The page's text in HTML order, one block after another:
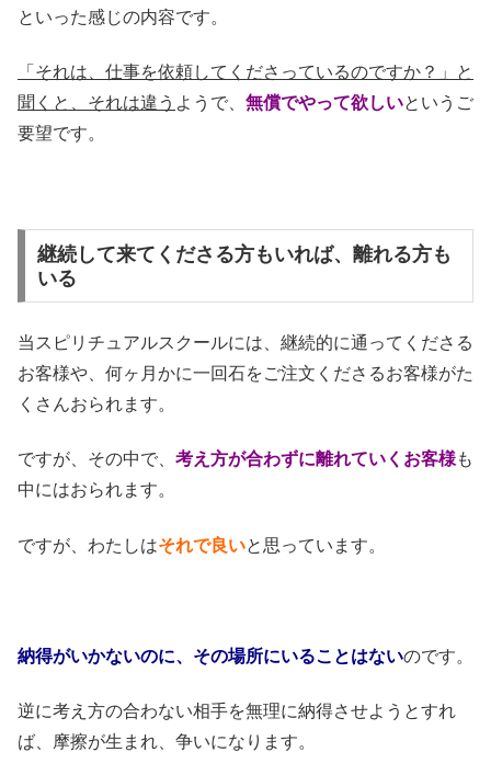
といった感じの内容です。
「それは、仕事を依頼してくださっているのですか？」と
聞くと、それは違う ようで、 無償でやって欲しいというご
要望です。
継続して来てくださる方もいれば、離れる方も
いる
当スピリチュアルスクールには、継続的に通ってくださる
お客様や、何ヶ月かに一回石をご注文くださるお客様がた
くさんおられます。
ですが、その中で、 考え方が合わずに離れていくお客様も
中にはおられます。
ですが、わたしはそれで良いと思っています。
納得がいかないのに、その場所にいることはないのです。
逆に考え方の合わない相手を無理に納得させようとすれ
ば、摩擦が生まれ、争いになります。